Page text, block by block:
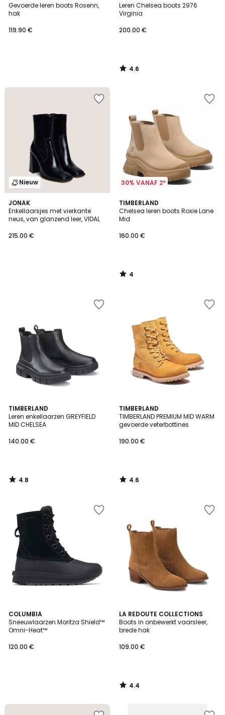
M.BELARBI
Gevoerde leren boots Rosenn,
hak
119.90 €
Leren Chelsea boots 2976
Virginia
200.00 €
/ 5
4.6
/
Nieuw
JONAK
Enkellaarsjes met vierkante
neus, van glanzend leer, VIDAL
215.00 €
30% VANAF 2*
TIMBERLAND
Chelsea leren boots Roxie Lane
Mid
160.00 €
4
/
5
4
/
TIMBERLAND
Leren enkellaarzen GREYFIELD
MID CHELSEA
140.00 €
4.8
/ 5
4.8
/
TIMBERLAND
TIMBERLAND PREMIUM MID WARM
gevoerde veterbottines
190.00 €
4.6
/ 5
4.6
/
COLUMBIA
Sneeuwlaarzen Moritza Shield™
Omni-Heat™
120.00 €
LA REDOUTE COLLECTIONS
Boots in onbewerkt vaarsleer,
brede hak
109.00 €
4.4
/ 5
4.4
/